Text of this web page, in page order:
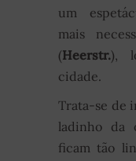
um
mais
(Heerstr.),
cidade.
Trata-se de
ladinho da
ficam tão